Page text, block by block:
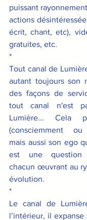
puissant
actions
écrit, chant, etc),
gratuites, etc.
*
Tout canal de
autant toujours son
des façons de
tout canal n'est
Lumière... Cela
(consciemment ou
mais aussi son ego
est une question
chacun œuvrant au
évolution.
*
Le canal de
l’intérieur, il